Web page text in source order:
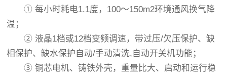
① 每小时耗电1.1度，100～150m2环境通风换气降
温；
② 液晶1档或12档变频调速，带过压/欠压保护、缺
相保护、缺水保护自动/手动清洗,自动开关机功能；
③ 铜芯电机、铸铁外壳，重量比大、启动和运行稳